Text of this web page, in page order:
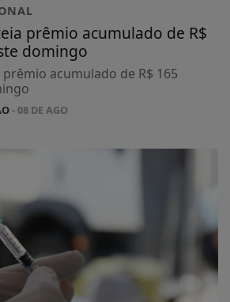
prêmio acumulado de R$
domingo
acumulado de R$ 165
- 08 DE AGO